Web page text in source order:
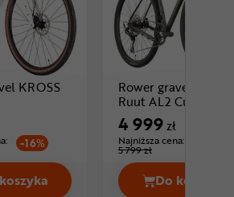
KROSS
-16%
Rower gravel KROSS Path 2.0 Cena
Rower gravel
Ruut AL2 Cues
4 999zł
Najniższa cena:
5 799 zł
Do koszyka
Rower